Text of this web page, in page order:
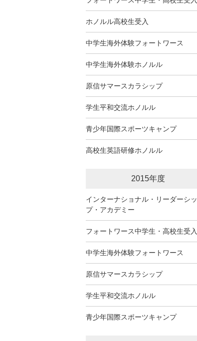
ホノルル高校生受入
中学生海外体験フォートワース
中学生海外体験ホノルル
原信サマースカラシップ
学生平和交流ホノルル
青少年国際スポーツキャンプ
高校生英語研修ホノルル
2015年度
インターナショナル・リーダーシッ
プ・アカデミー
フォートワース中学生・高校生受入
中学生海外体験フォートワース
原信サマースカラシップ
学生平和交流ホノルル
青少年国際スポーツキャンプ